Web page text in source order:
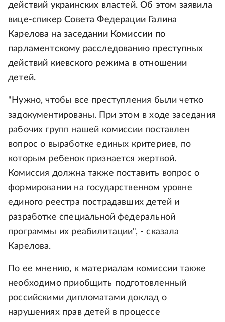
действий украинских властей. Об этом заявила
вице-спикер Совета Федерации Галина
Карелова на заседании Комиссии по
парламентскому расследованию преступных
действий киевского режима в отношении
детей.
"Нужно, чтобы все преступления были четко
задокументированы. При этом в ходе заседания
рабочих групп нашей комиссии поставлен
вопрос о выработке единых критериев, по
которым ребенок признается жертвой.
Комиссия должна также поставить вопрос о
формировании на государственном уровне
единого реестра пострадавших детей и
разработке специальной федеральной
программы их реабилитации", - сказала
Карелова.
По ее мнению, к материалам комиссии также
необходимо приобщить подготовленный
российскими дипломатами доклад о
нарушениях прав детей в процессе